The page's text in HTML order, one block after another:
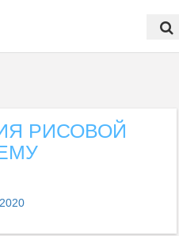
РИСОВОЙ